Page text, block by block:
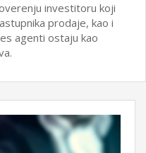
investitoru koji
prodaje, kao i
agenti ostaju kao